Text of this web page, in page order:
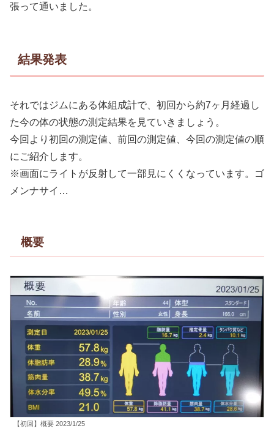
張って通いました。
結果発表
それではジムにある体組成計で、初回から約7ヶ月経過し
た今の体の状態の測定結果を見ていきましょう。
今回より初回の測定値、前回の測定値、今回の測定値の順
にご紹介します。
※画面にライトが反射して一部見にくくなっています。ゴ
メンナサイ…
概要
【初回】概要 2023/1/25